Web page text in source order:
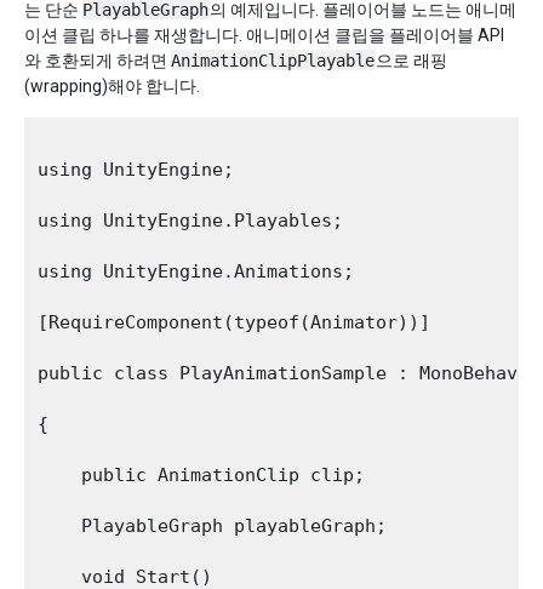
는 단순 PlayableGraph의 예제입니다. 플레이어블 노드는 애니메
이션 클립 하나를 재생합니다. 애니메이션 클립을 플레이어블 API
와 호환되게 하려면 AnimationClipPlayable으로 래핑
(wrapping)해야 합니다.
using UnityEngine;
using UnityEngine.Playables;
using UnityEngine.Animations;
[RequireComponent(typeof(Animator))]
public class PlayAnimationSample :
{
    public AnimationClip clip;
    PlayableGraph playableGraph;
    void Start()